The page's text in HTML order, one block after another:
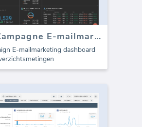
ActieveCampagne E-mailmarketing
E-mailmarketing dashboard